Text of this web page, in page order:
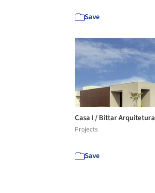
Save
Casa I / Bittar Arquitetura
Projects
Save